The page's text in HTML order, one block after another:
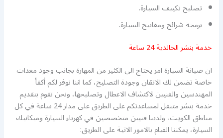
تصليح تكييف السيارة.
برمجة شرائح ومفاتيح السيارة.
خدمة بنشر الخالدية 24 ساعة
ان صيانة السيارة امر يحتاج الى الكثير من المهارة بجانب وجود معدات
خاصة تضمن لك الاتقان وجودة التصليح، كما اننا نوفر لكم أكفأ
المهندسين والفنيين لاكتشاف الاعطال وتصليحها، ونحن نقوم بتقديم
خدمة بنشر متنقل لمساعدتكم على الطريق على مدار 24 ساعة في كل
مناطق الكويت، ولدينا فنيين متخصصين في كهرباء السيارة وميكانيك
السيارة، يمكننا القيام بالامور الاتية على الطريق: